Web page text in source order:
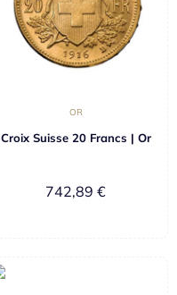
OR
Croix Suisse 20 Francs | Or
742,89 €